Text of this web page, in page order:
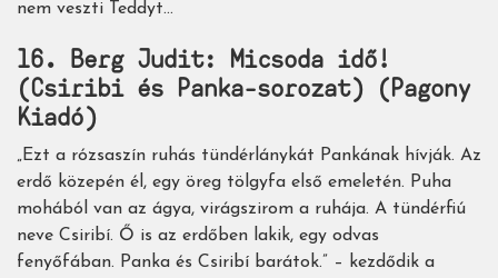
nem veszti Teddyt…
16. Berg Judit: Micsoda idő!
(Csiribi és Panka-sorozat) (Pagony
Kiadó)
„Ezt a rózsaszín ruhás tündérlánykát Pankának hívják. Az
erdő közepén él, egy öreg tölgyfa első emeletén. Puha
mohából van az ágya, virágszirom a ruhája. A tündérfiú
neve Csiribí. Ő is az erdőben lakik, egy odvas
fenyőfában. Panka és Csiribí barátok.” – kezdődik a